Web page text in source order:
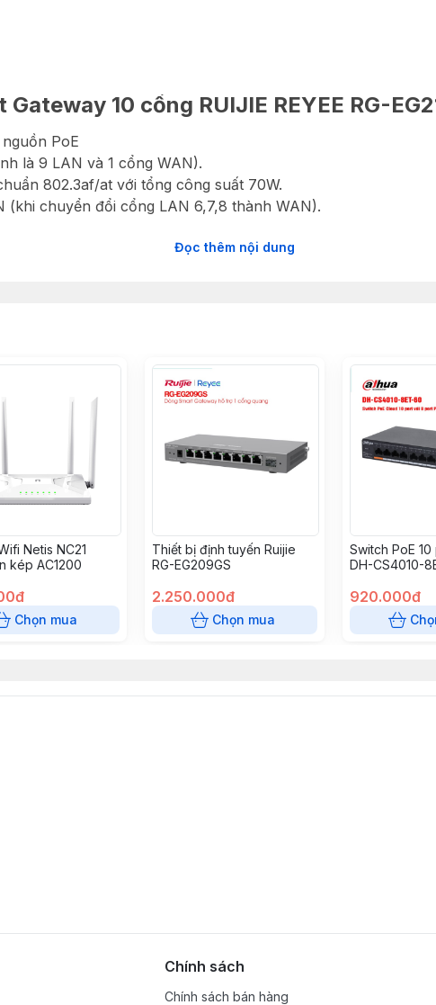
10 cổng RUIJIE REYEE RG-
PoE
là 9 LAN và 1 cổng WAN).
802.3af/at với tổng công suất 70W.
chuyển đổi cổng LAN 6,7,8 thành WAN).
lý đến 500 bộ phát wifi khi ở chế độ AC, và quản lý đến
internet.
các ứng dụng mobile/windows (facebook, youtube,
Đọc thêm nội dung
Netis NC21
kép AC1200
Chọn mua
Thiết bị định tuyến Ruijie
RG-EG209GS
2.250.000đ
Chọn mua
Switch PoE
DH-CS4010-
920.000đ
Chính sách
Chính sách bán hàng